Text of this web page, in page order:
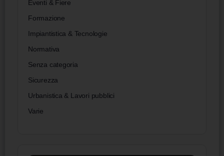
Eventi & Fiere
Formazione
Impiantistica & Tecnologie
Normativa
Senza categoria
Sicurezza
Urbanistica & Lavori pubblici
Varie